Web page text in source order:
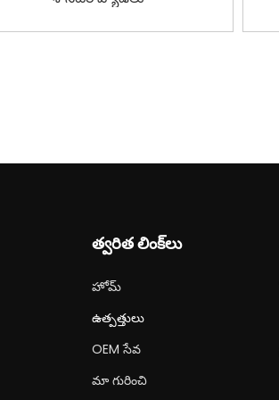
త్వరిత లింక్‌లు
హోమ్
ఉత్పత్తులు
OEM సేవ
మా గురించి